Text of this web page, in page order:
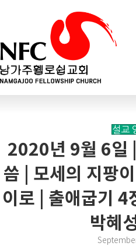
설교
2020년 9월 6일
씀 | 모세의 지팡
이로 | 출애굽기
박혜